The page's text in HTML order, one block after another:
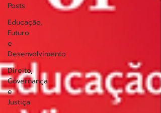
Posts
Educação,
Futuro
e
Desenvolvimento
Direito,
Governança
e
Justiça